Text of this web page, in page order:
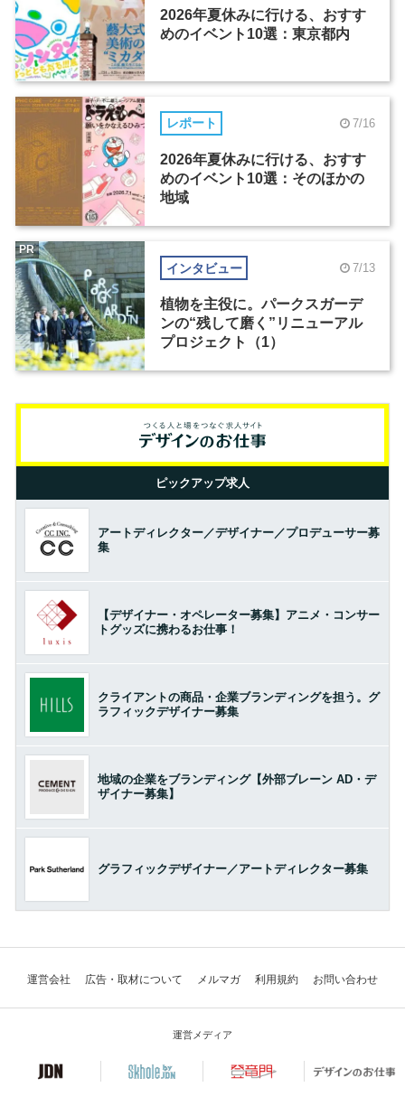
2026年夏休みに行ける、おすす
めのイベント10選：東京都内
レポート 7/16
2026年夏休みに行ける、おすす
めのイベント10選：そのほかの
地域
インタビュー 7/13
植物を主役に。パークスガーデ
ンの“残して磨く”リニューアル
プロジェクト（1）
PR
ピックアップ求人
アートディレクター／デザイナー／プロデューサー募
集
【デザイナー・オペレーター募集】アニメ・コンサー
トグッズに携わるお仕事！
クライアントの商品・企業ブランディングを担う。グ
ラフィックデザイナー募集
地域の企業をブランディング【外部ブレーン AD・デ
ザイナー募集】
グラフィックデザイナー／アートディレクター募集
運営会社 広告・取材について メルマガ 利用規約 お問い合わせ
運営メディア